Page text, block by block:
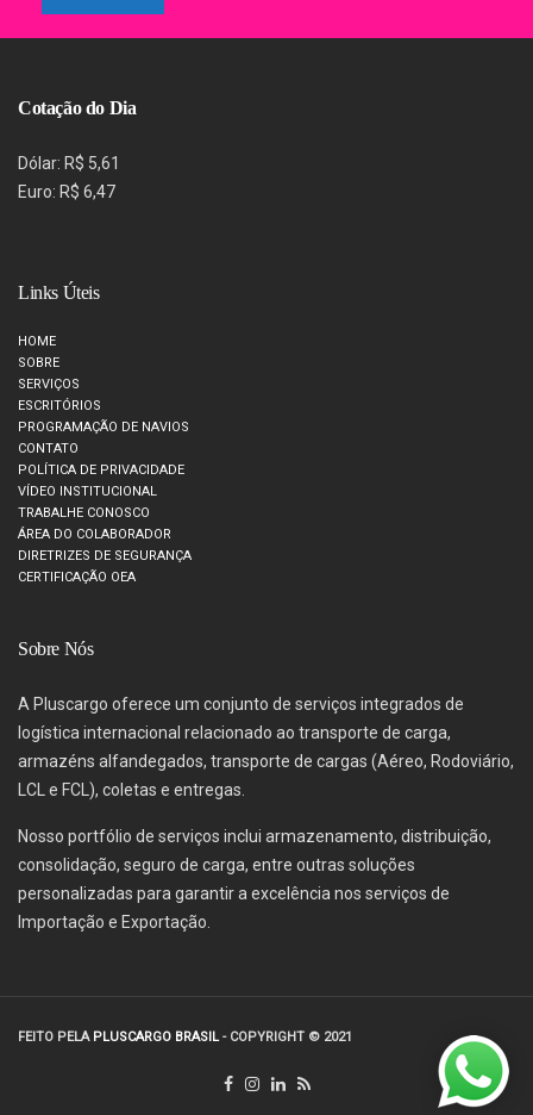
Cotação do Dia
Dólar: R$ 5,61
Euro: R$ 6,47
Links Úteis
HOME
SOBRE
SERVIÇOS
ESCRITÓRIOS
PROGRAMAÇÃO DE NAVIOS
CONTATO
POLÍTICA DE PRIVACIDADE
VÍDEO INSTITUCIONAL
TRABALHE CONOSCO
ÁREA DO COLABORADOR
DIRETRIZES DE SEGURANÇA
CERTIFICAÇÃO OEA
Sobre Nós
A Pluscargo oferece um conjunto de serviços integrados de
logística internacional relacionado ao transporte de carga,
armazéns alfandegados, transporte de cargas (Aéreo, Rodoviário,
LCL e FCL), coletas e entregas.
Nosso portfólio de serviços inclui armazenamento, distribuição,
consolidação, seguro de carga, entre outras soluções
personalizadas para garantir a excelência nos serviços de
Importação e Exportação.
FEITO PELA PLUSCARGO BRASIL- COPYRIGHT © 2021